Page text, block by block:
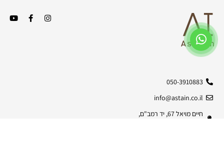
050-3910883
info@astain.co.il
חיים מויאל 67, יד רמב"ם,